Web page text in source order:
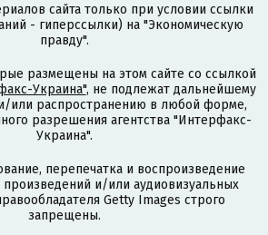
сайта только при условии ссылки
- гиперссылки) на "Экономическую
правду".
размещены на этом сайте со ссылкой
Украина", не подлежат дальнейшему
или распространению в любой форме,
разрешения агентства "Интерфакс-
Украина".
перепечатка и воспроизведение
и/или аудиовизуальных
Getty Images строго
запрещены.